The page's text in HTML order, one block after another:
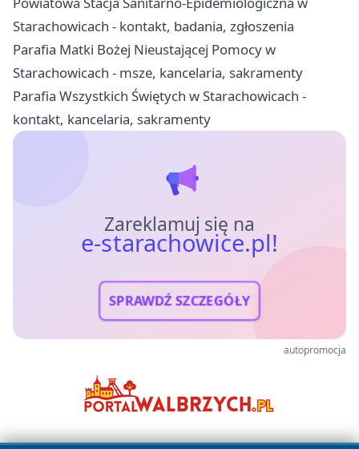
Starachowicach - kontakt, badania, zgłoszenia
Parafia Matki Bożej Nieustającej Pomocy w
Starachowicach - msze, kancelaria, sakramenty
Parafia Wszystkich Świętych w Starachowicach -
kontakt, kancelaria, sakramenty
Zareklamuj się na
e-starachowice.pl!
SPRAWDŹ SZCZEGÓŁY
autopromocja